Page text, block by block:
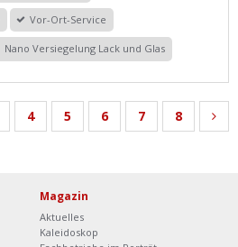
Vor-Ort-Service
Nano Versiegelung Lack und Glas
4 5 6 7 8
Magazin
Aktuelles
Kaleidoskop